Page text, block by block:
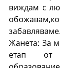
виждам с
забавляваме.
Жанета: За
етап